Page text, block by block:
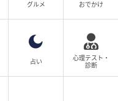
グルメ おでかけ
占い
心理テスト・
診断